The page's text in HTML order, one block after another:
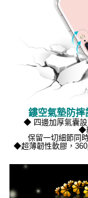
鏤空氣墊防
◆ 四邊加厚氣囊設
◆
保留一切細節同
◆超薄韌性軟膠，